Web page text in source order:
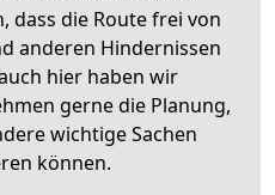
dass die Route frei von
anderen Hindernissen
hier haben wir
gerne die Planung,
wichtige Sachen
können.